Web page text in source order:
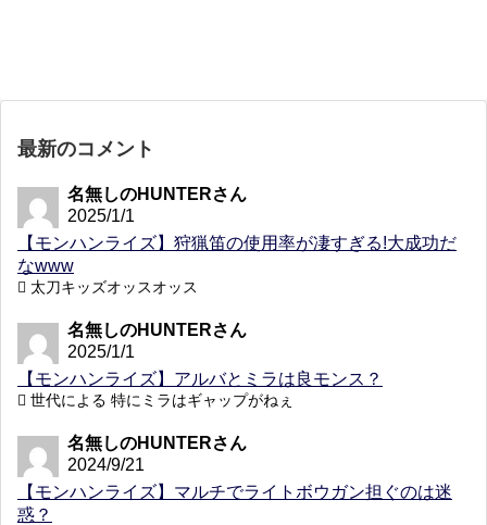
最新のコメント
名無しのHUNTERさん
2025/1/1
【モンハンライズ】狩猟笛の使用率が凄すぎる!大成功だ
なwww
太刀キッズオッスオッス
名無しのHUNTERさん
2025/1/1
【モンハンライズ】アルバとミラは良モンス？
世代による 特にミラはギャップがねぇ
名無しのHUNTERさん
2024/9/21
【モンハンライズ】マルチでライトボウガン担ぐのは迷
惑？